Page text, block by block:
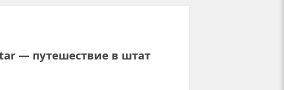
— путешествие в штат